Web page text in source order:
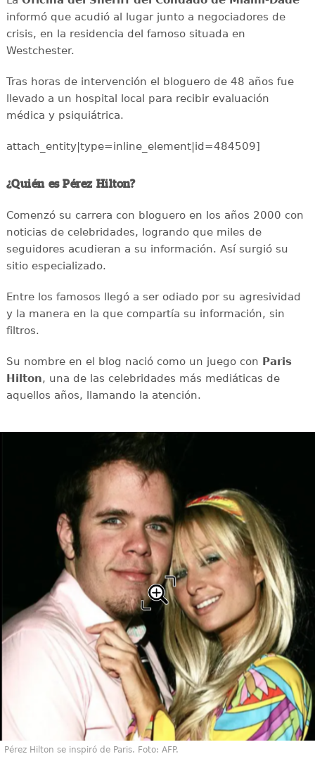
informó que acudió al lugar junto a negociadores de
crisis, en la residencia del famoso situada en
Westchester.
Tras horas de intervención el bloguero de 48 años fue
llevado a un hospital local para recibir evaluación
médica y psiquiátrica.
attach_entity|type=inline_element|id=484509]
¿Quién es Pérez Hilton?
Comenzó su carrera con bloguero en los años 2000 con
noticias de celebridades, logrando que miles de
seguidores acudieran a su información. Así surgió su
sitio especializado.
Entre los famosos llegó a ser odiado por su agresividad
y la manera en la que compartía su información, sin
filtros.
Su nombre en el blog nació como un juego con Paris
Hilton, una de las celebridades más mediáticas de
aquellos años, llamando la atención.
Pérez Hilton se inspiró de Paris. Foto: AFP.